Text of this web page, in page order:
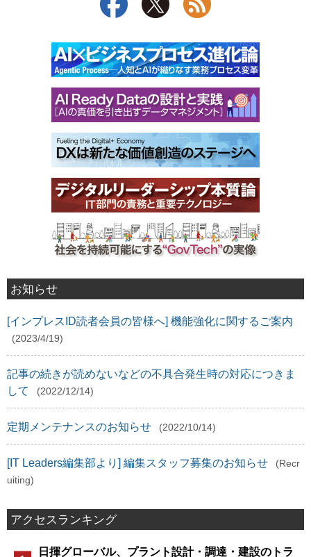
お知らせ
[インプレスID読者会員の皆様へ] 機能強化に関するご案内
(2023/4/19)
記事の続きが読めないなどの不具合発生時の対応につきま
して
(2022/12/14)
定期メンテナンスのお知らせ (2022/10/14)
[IT Leaders編集部より] 編集スタッフ募集のお知らせ
(Recr
uiting)
アクセスランキング
日揮グローバル、プラント設計・調達・建設のトラ